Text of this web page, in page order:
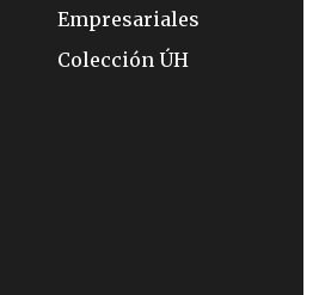
Empresariales
Colección ÚH